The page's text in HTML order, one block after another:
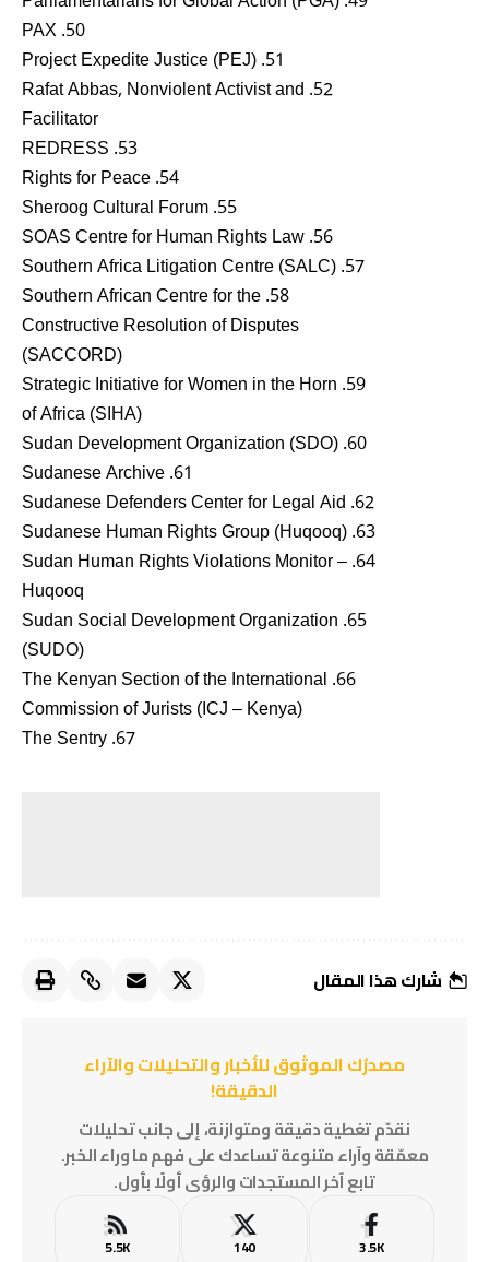
50. PAX
51. Project Expedite Justice (PEJ)
52. Rafat Abbas, Nonviolent Activist and
Facilitator
53. REDRESS
54. Rights for Peace
55. Sheroog Cultural Forum
56. SOAS Centre for Human Rights Law
57. Southern Africa Litigation Centre (SALC)
58. Southern African Centre for the
Constructive Resolution of Disputes
(SACCORD)
59. Strategic Initiative for Women in the Horn
of Africa (SIHA)
60. Sudan Development Organization (SDO)
61. Sudanese Archive
62. Sudanese Defenders Center for Legal Aid
63. Sudanese Human Rights Group (Huqooq)
64. Sudan Human Rights Violations Monitor –
Huqooq
65. Sudan Social Development Organization
(SUDO)
66. The Kenyan Section of the International
Commission of Jurists (ICJ – Kenya)
67. The Sentry
شارك هذا المقال
مصدرُك الموثوق للأخبار والتحليلات والآراء
الدقيقة!
نقدّم تغطية دقيقة ومتوازنة، إلى جانب تحليلات
معمّقة وآراء متنوعة تساعدك على فهم ما وراء الخبر.
تابع آخر المستجدات والرؤى أولًا بأول.
3.5K
140
5.5K